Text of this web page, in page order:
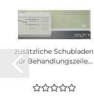
zu­sätz­li­che Schub­la­den
für Be­hand­lungs­zei­le...